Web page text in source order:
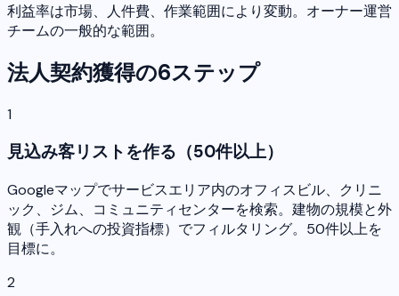
利益率は市場、人件費、作業範囲により変動。オーナー運営
チームの一般的な範囲。
法人契約獲得の6ステップ
1
見込み客リストを作る（50件以上）
Googleマップでサービスエリア内のオフィスビル、クリニ
ック、ジム、コミュニティセンターを検索。建物の規模と外
観（手入れへの投資指標）でフィルタリング。50件以上を
目標に。
2